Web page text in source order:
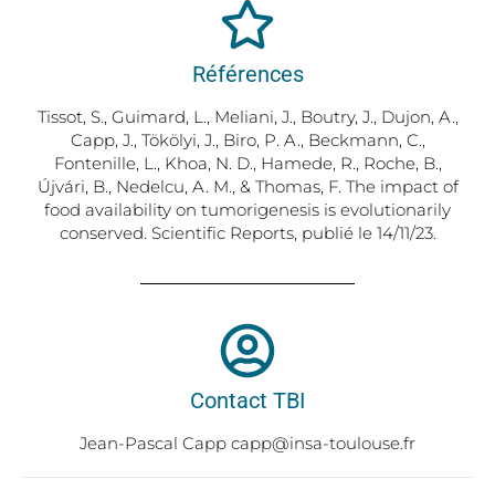
Références
Tissot, S., Guimard, L., Meliani, J., Boutry, J., Dujon, A.,
Capp, J., Tökölyi, J., Biro, P. A., Beckmann, C.,
Fontenille, L., Khoa, N. D., Hamede, R., Roche, B.,
Újvári, B., Nedelcu, A. M., & Thomas, F. The impact of
food availability on tumorigenesis is evolutionarily
conserved. Scientific Reports, publié le 14/11/23.
Contact TBI
Jean-Pascal Capp capp@insa-toulouse.fr